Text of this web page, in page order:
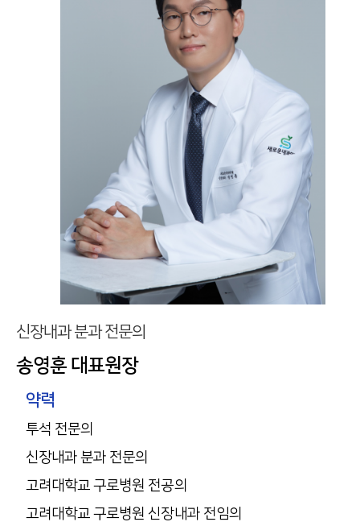
신장내과 분과 전문의
송영훈 대표원장
약력
투석 전문의
신장내과 분과 전문의
고려대학교 구로병원 전공의
고려대학교 구로병원 신장내과 전임의